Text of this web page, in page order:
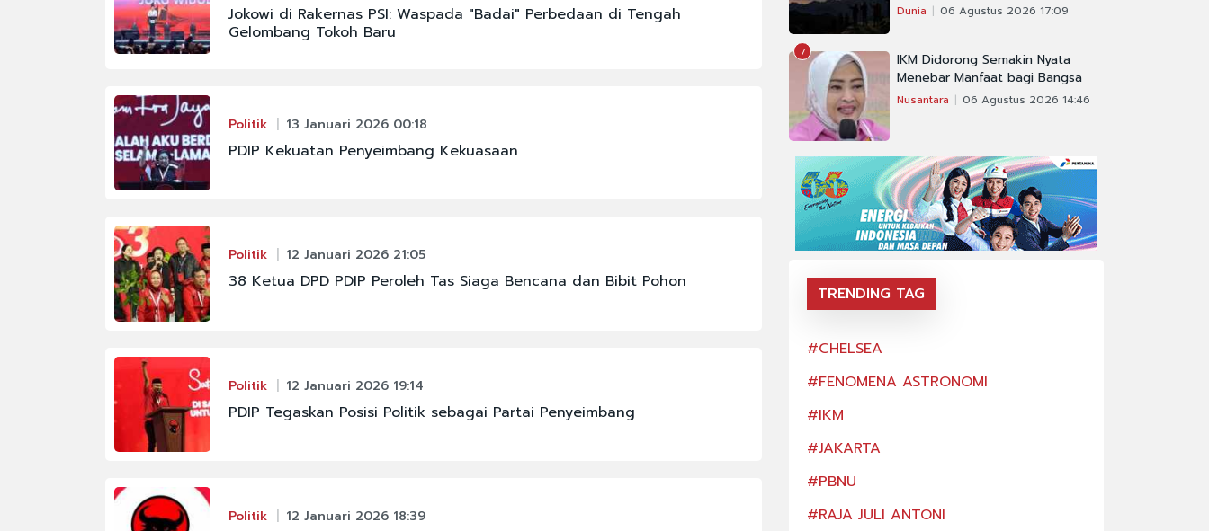
Jokowi di Rakernas PSI: Waspada "Badai" Perbedaan di Tengah
Gelombang Tokoh Baru
Politik 13 Januari 2026 00:18
PDIP Kekuatan Penyeimbang Kekuasaan
Politik 12 Januari 2026 21:05
38 Ketua DPD PDIP Peroleh Tas Siaga Bencana dan Bibit Pohon
Politik 12 Januari 2026 19:14
PDIP Tegaskan Posisi Politik sebagai Partai Penyeimbang
Politik 12 Januari 2026 18:39
Dunia 06 Agustus 2026 17:09
7
IKM Didorong Semakin Nyata
Menebar Manfaat bagi Bangsa
Nusantara 06 Agustus 2026 14:46
TRENDING TAG
#FENOMENA ASTRONOMI
#IKM
#RAJA JULI ANTONI
#IKM
#CHELSEA
#FENOMENA ASTRONOMI
#IKM
#JAKARTA
#PBNU
#RAJA JULI ANTONI